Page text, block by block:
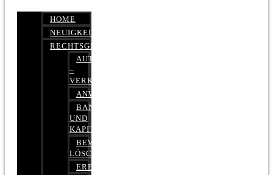
HOME
NEUIGKEITEN
RECHTSGEBIETE
AUTOBETRUG
–
VERKEHRSRECHT
ANWALTSHAFTUNGSRECHT
BANK-
UND
KAPITALMARKTRECHT
BEWERTUNGEN
LÖSCHEN
ERBRECHT